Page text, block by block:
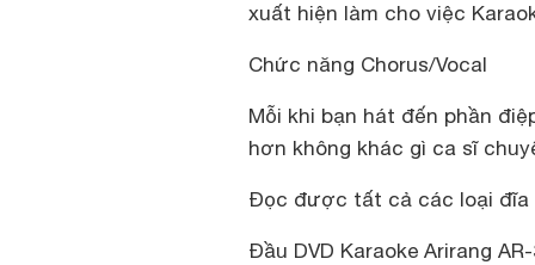
xuất hiện làm cho việc
Chức năng Chorus/Vocal
Mỗi khi bạn hát đến phần
hơn không khác gì ca sĩ
Đọc được tất cả các loại đĩa
Đầu DVD Karaoke Arirang